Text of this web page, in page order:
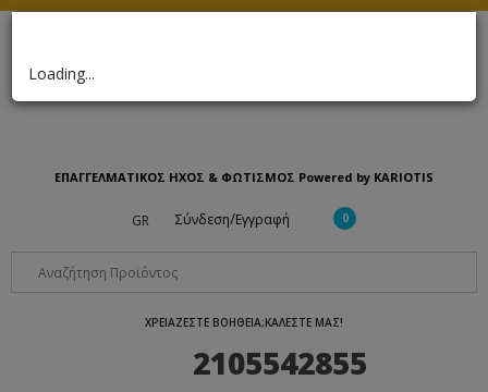
ΕΠΑΓΓΕΛΜΑΤΙΚΟΣ ΗΧΟΣ & ΦΩΤΙΣΜΟΣ Powered by KARIOTIS
GR Σύνδεση/Εγγραφή 0
ΧΡΕΙΑΖΕΣΤΕ ΒΟΗΘΕΙΑ;ΚΑΛΕΣΤΕ ΜΑΣ!
2105542855
Loading...